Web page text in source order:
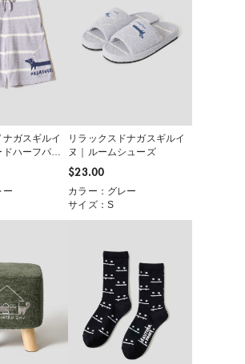
ガスギルイ
ハーフパン
ー
リラックスドナガスギルイ
ヌ｜ルームシューズ
$‌23.00
カラー：グレー
サイズ：S